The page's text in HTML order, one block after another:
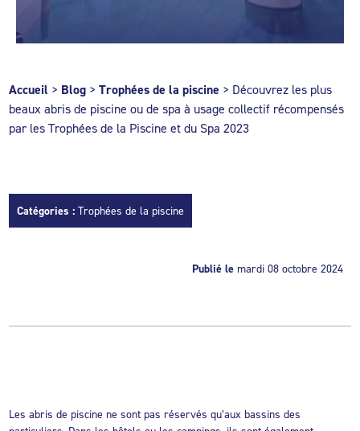
Accueil > Blog >Trophées de la piscine > Découvrez les plus
beaux abris de piscine ou de spa à usage collectif récompensés
par les Trophées de la Piscine et du Spa 2023
Catégories :Trophées de la piscine
Publié le mardi 08 octobre 2024
Les abris de piscine ne sont pas réservés qu’aux bassins des